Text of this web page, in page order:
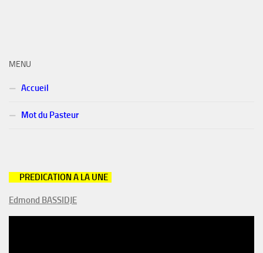
MENU
Accueil
Mot du Pasteur
PREDICATION A LA UNE
Edmond BASSIDJE